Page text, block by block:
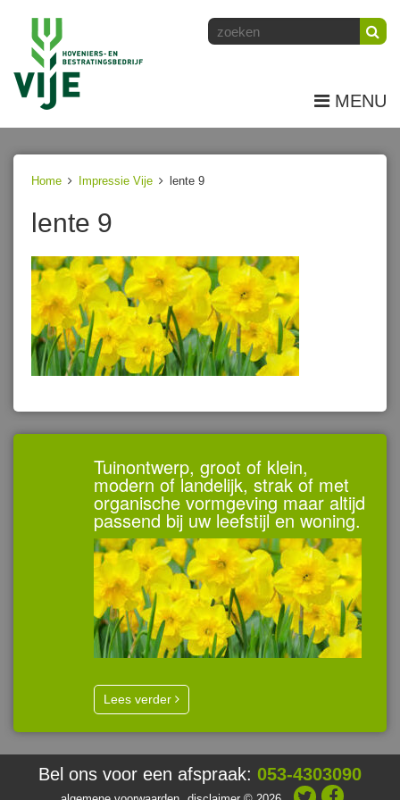
MENU
Home Impressie Vije lente 9
lente 9
Tuinontwerp, groot of klein,
modern of landelijk, strak of met
organische vormgeving maar altijd
passend bij uw leefstijl en woning.
Lees verder
Bel ons voor een afspraak: 053-4303090